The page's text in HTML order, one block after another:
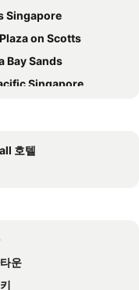
Singapore
on Scotts
Bay Sands
Singapore
텔 부기스
타일 싱가포르 온 맥피어슨
호텔
운